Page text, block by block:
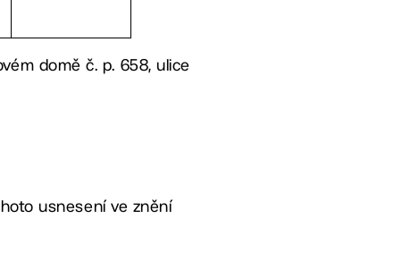
domě č. p. 658, ulice
usnesení ve znění